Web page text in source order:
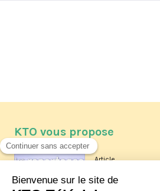
KTO vous propose
Article
Les reportages